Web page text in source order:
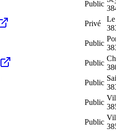
Public
Privé
Le
Public
Public
Public
Public
Public